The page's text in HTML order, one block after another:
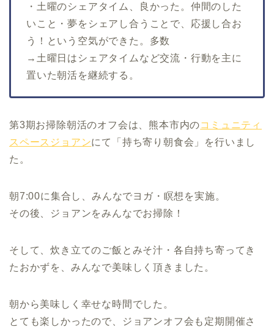
・土曜のシェアタイム、良かった。仲間のした
いこと・夢をシェアし合うことで、応援し合お
う！という空気ができた。多数
→土曜日はシェアタイムなど交流・行動を主に
置いた朝活を継続する。
第3期お掃除朝活のオフ会は、熊本市内のコミュニティ
スペースジョアンにて「持ち寄り朝食会」を行いまし
た。
朝7:00に集合し、みんなでヨガ・瞑想を実施。
その後、ジョアンをみんなでお掃除！
そして、炊き立てのご飯とみそ汁・各自持ち寄ってき
たおかずを、みんなで美味しく頂きました。
朝から美味しく幸せな時間でした。
とても楽しかったので、ジョアンオフ会も定期開催さ